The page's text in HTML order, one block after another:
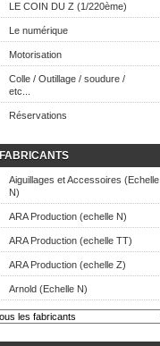
LE COIN DU Z (1/220ème)
Le numérique
Motorisation
Colle / Outillage / soudure /
etc...
Réservations
FABRICANTS
Aiguillages et Accessoires (Echelle
N)
ARA Production (echelle N)
ARA Production (echelle TT)
ARA Production (echelle Z)
Arnold (Echelle N)